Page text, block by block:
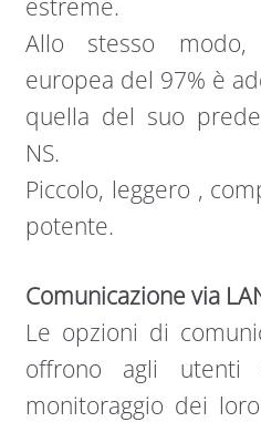
estreme.
Allo stesso
europea del 97% è
quella del suo
NS.
Piccolo, leggero ,
potente.
Comunicazione via
Le opzioni di
offrono agli utenti
monitoraggio dei